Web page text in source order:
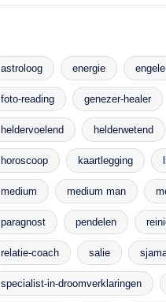
astroloog energie
foto-reading genezer-healer
heldervoelend helderwetend
horoscoop kaartlegging
medium medium man
paragnost pendelen
relatie-coach salie
specialist-in-droomverklaringen